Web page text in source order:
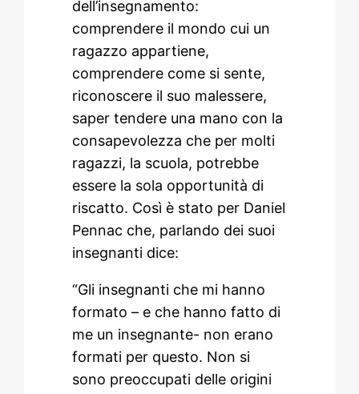
dell’insegnamento:
comprendere il mondo cui un
ragazzo appartiene,
comprendere come si sente,
riconoscere il suo malessere,
saper tendere una mano con la
consapevolezza che per molti
ragazzi, la scuola, potrebbe
essere la sola opportunità di
riscatto. Così è stato per Daniel
Pennac che, parlando dei suoi
insegnanti dice:
“Gli insegnanti che mi hanno
formato – e che hanno fatto di
me un insegnante- non erano
formati per questo. Non si
sono preoccupati delle origini